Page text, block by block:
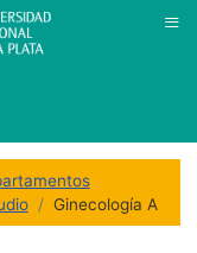
Ginecología A
≡